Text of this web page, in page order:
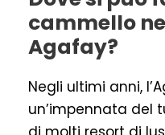
cammello
Agafay?
Negli ultimi anni,
un’impennata del